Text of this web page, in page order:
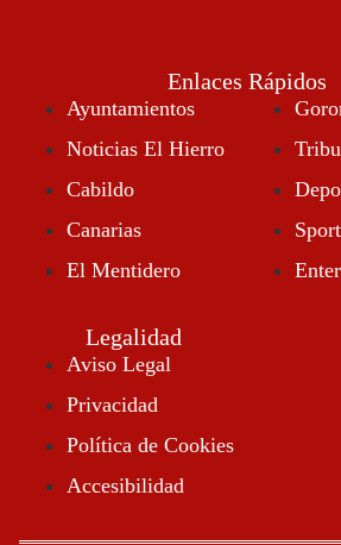
8:32 Am
Enlaces Rápidos
Ayuntamientos
Noticias El Hierro
Cabildo
Canarias
El Mentidero
Legalidad
Aviso Legal
Privacidad
Política de Cookies
Accesibilidad